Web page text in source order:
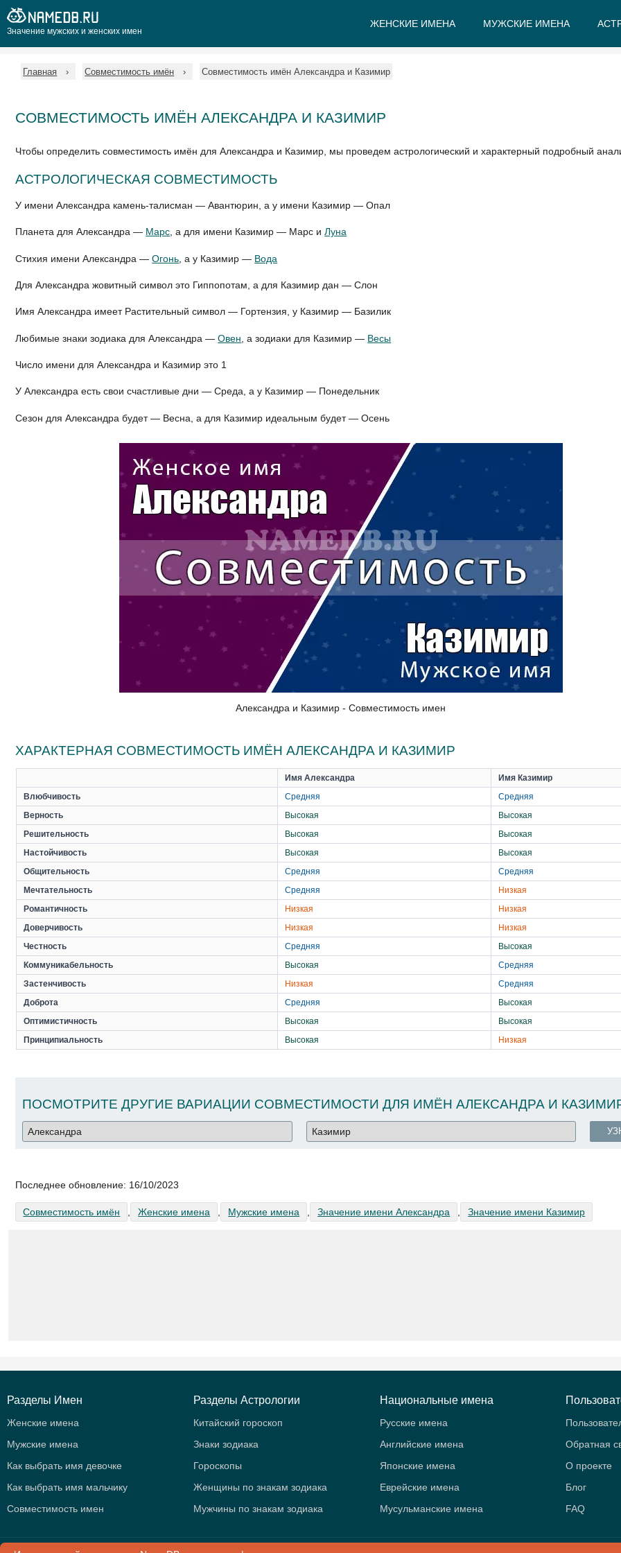
Значение мужских и женских имен
ЖЕНСКИЕ ИМЕНА МУЖСКИЕ ИМЕНА
Главная Совместимость имён Совместимость имён Александра и Казимир
СОВМЕСТИМОСТЬ ИМЁН АЛЕКСАНДРА И КАЗИМИР
Чтобы определить совместимость имён для Александра и Казимир, мы проведем астрологический и характерный подробный
АСТРОЛОГИЧЕСКАЯ СОВМЕСТИМОСТЬ
У имени Александра камень-талисман — Авантюрин, а у имени Казимир — Опал
Планета для Александра — Марс , а для имени Казимир — Марс иЛуна
Стихия имени Александра —Огонь , а у Казимир — Вода
Для Александра жовитный символ это Гиппопотам, а для Казимир дан — Слон
Имя Александра имеет Растительный символ — Гортензия, у Казимир — Базилик
Любимые знаки зодиака для Александра —Овен , а зодиаки для Казимир — Весы
Число имени для Александра и Казимир это 1
У Александра есть свои счастливые дни — Среда, а у Казимир — Понедельник
Сезон для Александра будет — Весна, а для Казимир идеальным будет — Осень
Александра и Казимир - Совместимость имен
ХАРАКТЕРНАЯ СОВМЕСТИМОСТЬ ИМЁН АЛЕКСАНДРА И КАЗИМИР
Имя Александра
Имя Казимир
Влюбчивость
Средняя
Средняя
Верность
Высокая
Высокая
Решительность
Высокая
Высокая
Настойчивость
Высокая
Высокая
Общительность
Средняя
Средняя
Мечтательность
Средняя
Низкая
Романтичность
Низкая
Низкая
Доверчивость
Низкая
Низкая
Честность
Средняя
Высокая
Коммуникабельность
Высокая
Средняя
Застенчивость
Низкая
Средняя
Доброта
Средняя
Высокая
Оптимистичность
Высокая
Высокая
Принципиальность
Высокая Низкая
ПОСМОТРИТЕ ДРУГИЕ ВАРИАЦИИ СОВМЕСТИМОСТИ ДЛЯ ИМЁН АЛЕКСАНДРА И
Последнее обновление: 16/10/2023
Совместимость имён Женские имена Мужские имена Значение имени Александра Значение имени Казимир
Разделы Имен
Женские имена
Мужские имена
Как выбрать имя девочке
Как выбрать имя мальчику
Совместимость имен
Разделы Астрологии
Китайский гороскоп
Знаки зодиака
Гороскопы
Женщины по знакам зодиака
Мужчины по знакам зодиака
Национальные имена
Русские имена
Английские имена
Японские имена
Еврейские имена
Мусульманские имена
Обратная
О проекте
Блог
FAQ